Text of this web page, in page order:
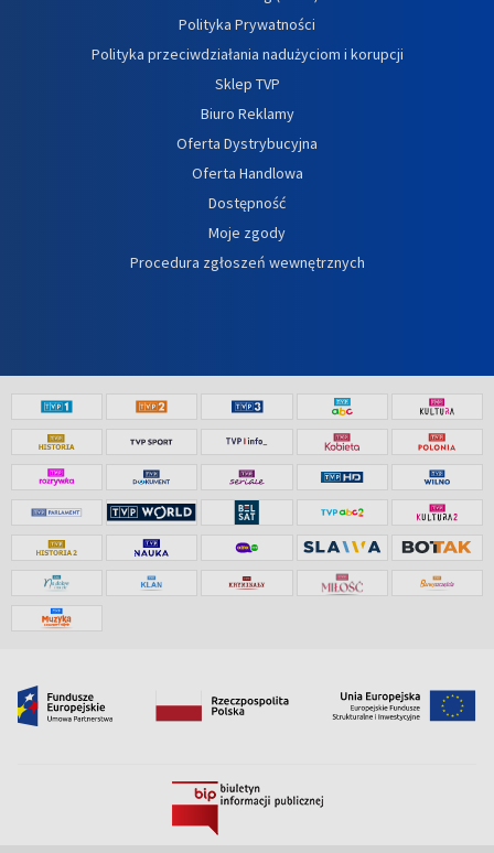
Polityka Prywatności
Polityka przeciwdziałania nadużyciom i korupcji
Sklep TVP
Biuro Reklamy
Oferta Dystrybucyjna
Oferta Handlowa
Dostępność
Moje zgody
Procedura zgłoszeń wewnętrznych